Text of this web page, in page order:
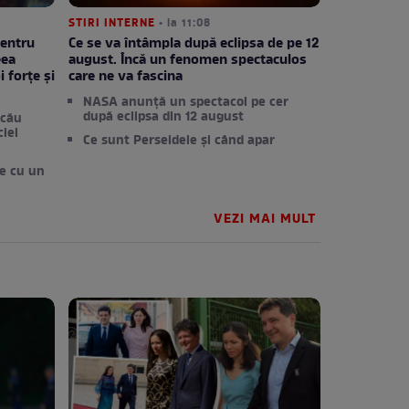
forțe și
cu un
STIRI INTERNE • la 11:08
Ce se va întâmpla după eclipsa de pe 12
august. Încă un fenomen spectaculos
care ne va fascina
NASA anunță un spectacol pe cer
după eclipsa din 12 august
Ce sunt Perseidele și când apar
VEZI MAI MULT